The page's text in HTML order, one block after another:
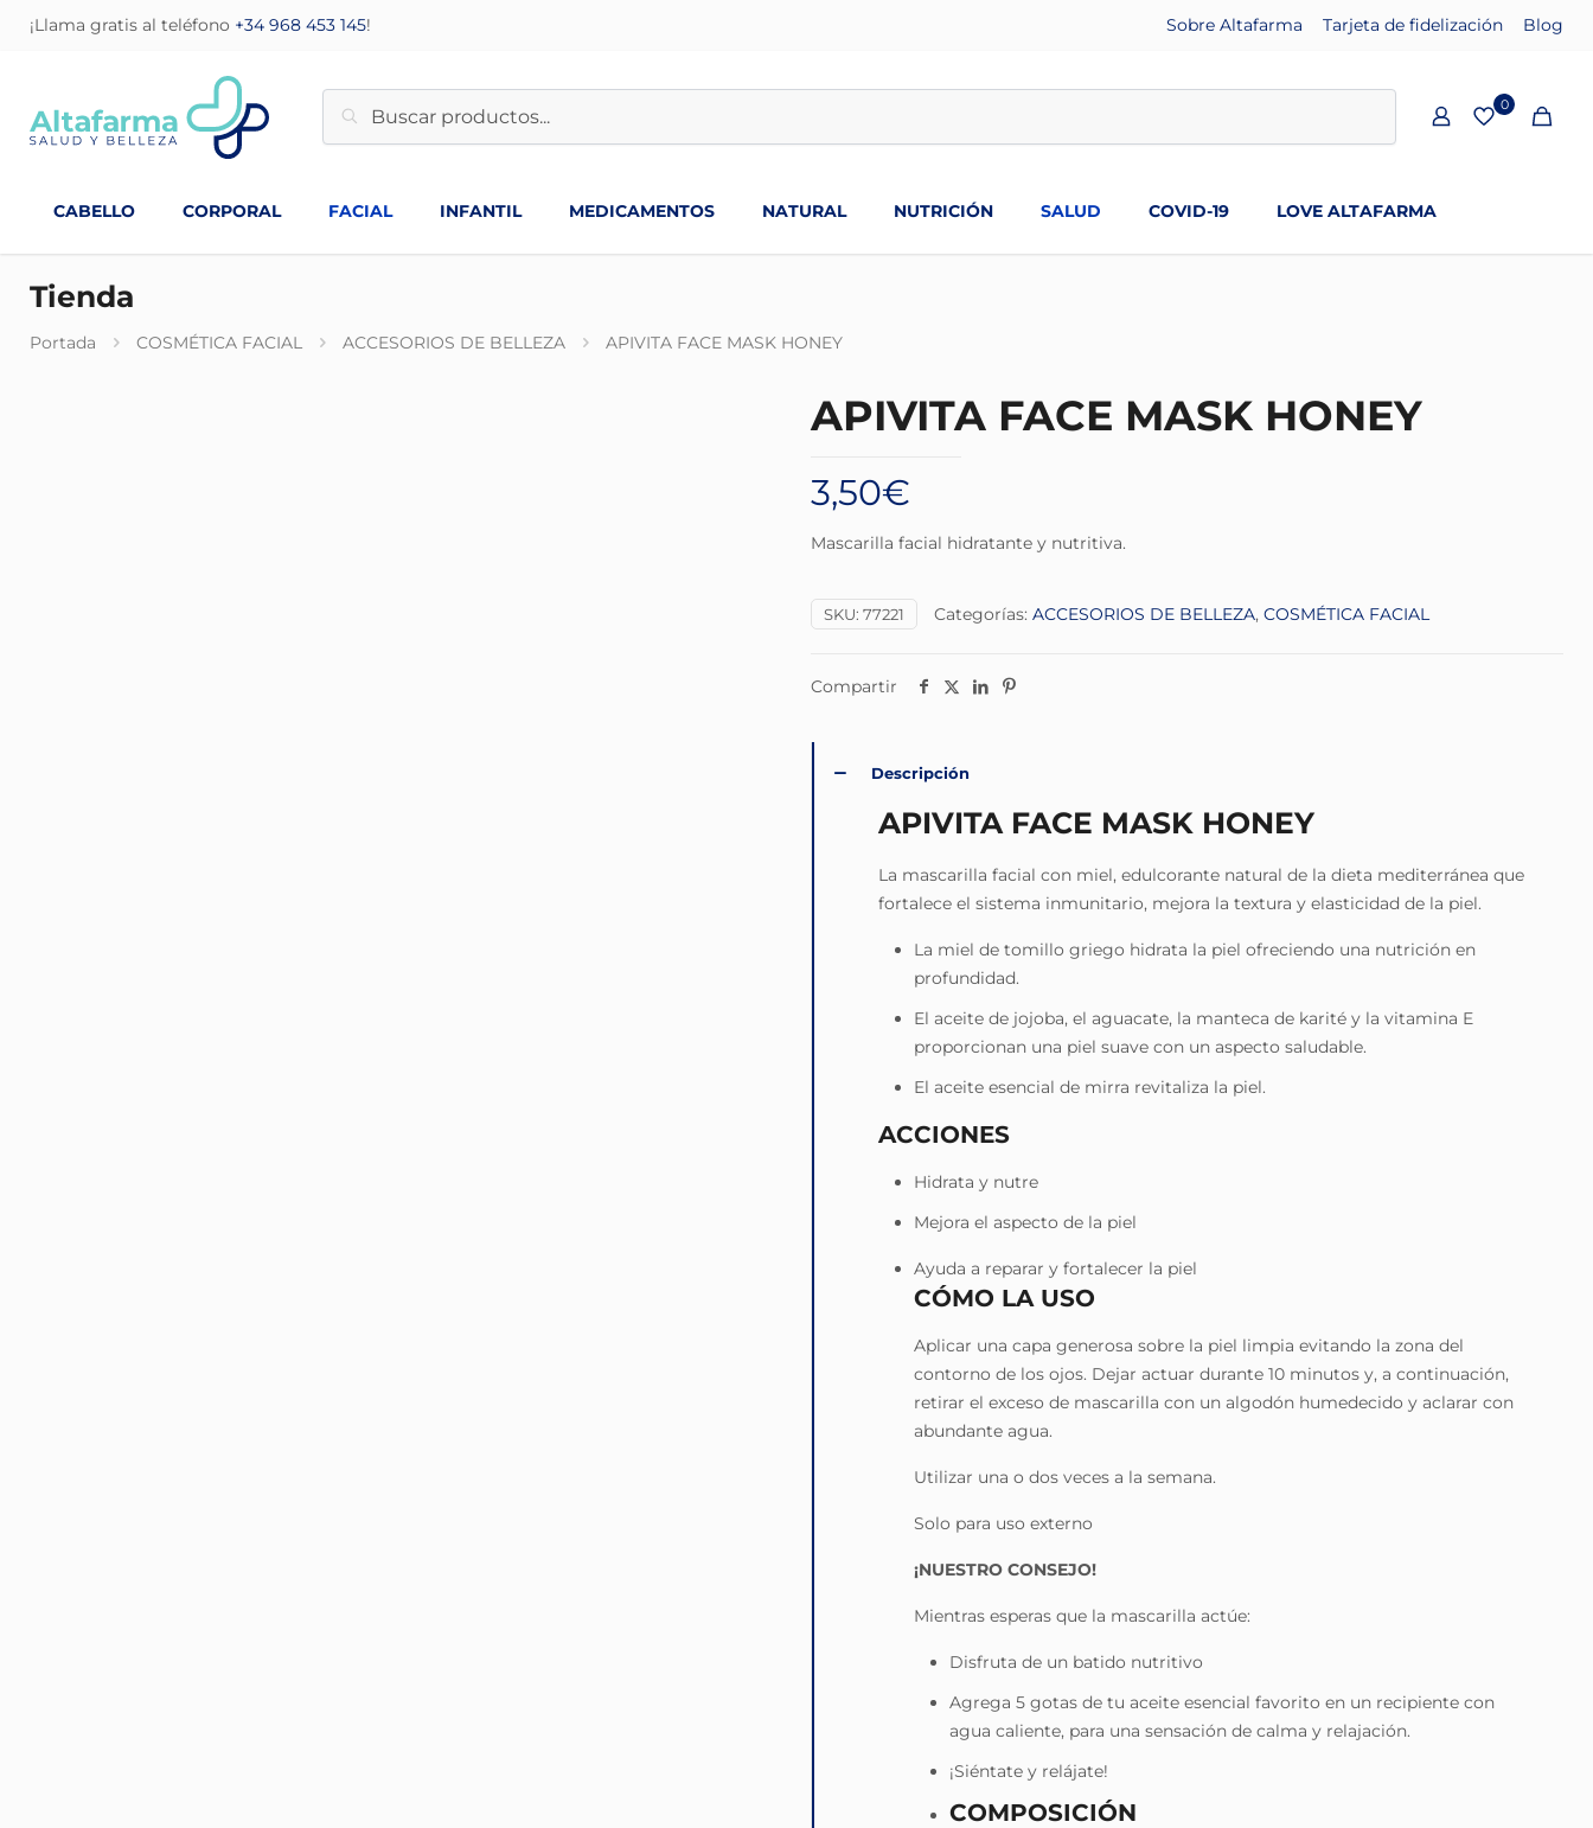
¡Llama gratis al teléfono +34 968 453 145! Sobre Altafarma Tarjeta de fidelización Blog
0
CABELLO CORPORAL FACIAL INFANTIL MEDICAMENTOS NATURAL NUTRICIÓN SALUD COVID-19 LOVE ALTAFARMA
Tienda
Portada COSMÉTICA FACIAL ACCESORIOS DE BELLEZA APIVITA FACE MASK HONEY
APIVITA FACE MASK HONEY
3,50€
Mascarilla facial hidratante y nutritiva.
SKU: 77221 Categorías: ACCESORIOS DE BELLEZA, COSMÉTICA FACIAL
Compartir
Descripción
APIVITA FACE MASK HONEY
La mascarilla facial con miel, edulcorante natural de la dieta mediterránea que
fortalece el sistema inmunitario, mejora la textura y elasticidad de la piel.
La miel de tomillo griego hidrata la piel ofreciendo una nutrición en
profundidad.
El aceite de jojoba, el aguacate, la manteca de karité y la vitamina E
proporcionan una piel suave con un aspecto saludable.
El aceite esencial de mirra revitaliza la piel.
ACCIONES
Hidrata y nutre
Mejora el aspecto de la piel
Ayuda a reparar y fortalecer la piel
CÓMO LA USO
Aplicar una capa generosa sobre la piel limpia evitando la zona del
contorno de los ojos. Dejar actuar durante 10 minutos y, a continuación,
retirar el exceso de mascarilla con un algodón humedecido y aclarar con
abundante agua.
Utilizar una o dos veces a la semana.
Solo para uso externo
¡NUESTRO CONSEJO!
Mientras esperas que la mascarilla actúe:
Disfruta de un batido nutritivo
Agrega 5 gotas de tu aceite esencial favorito en un recipiente con
agua caliente, para una sensación de calma y relajación.
¡Siéntate y relájate!
COMPOSICIÓN